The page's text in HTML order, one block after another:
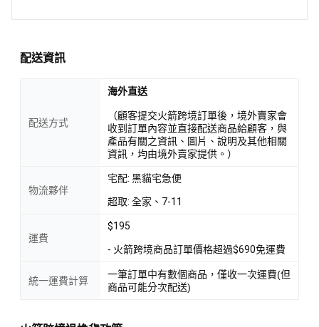
配送資訊
配送方式
海外直送
（顧客提交火箭跨境訂單後，境外賣家會
收到訂單內容並直接配送商品給顧客，與
產品有關之資訊、圖片、說明及其他相關
資訊，均由境外賣家提供。）
物流夥伴
宅配: 黑貓宅急便
超取: 全家、7-11
運費
$195
- 火箭跨境商品訂單價格超過$690免運費
統一運費計算
一筆訂單中有數個商品，僅收一次運費(但
商品可能分次配送)